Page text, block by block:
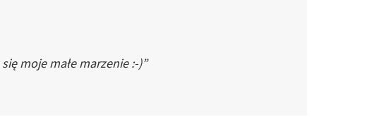
moje małe marzenie :-)”